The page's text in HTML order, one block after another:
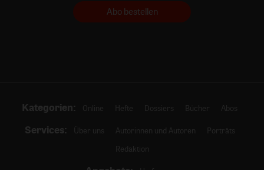
Abo bestellen
Kategorien: Online Hefte Dossiers Bücher Abos
Services: Über uns Autorinnen und Autoren
Porträts
Redaktion